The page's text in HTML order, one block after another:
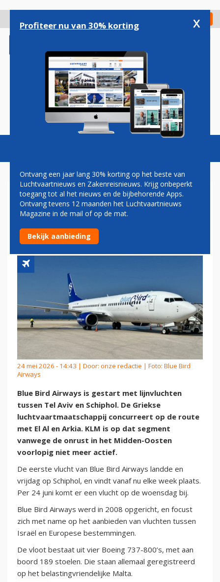
gaan
Check in
Magazine Podcasts Vacatures
SCHIPHOL VERWELKOMT
NIEUWE SPELER OP ROUTE
NAAR TEL AVIV
24 mei 2026 - 14:43 | Door: onze redactie | Foto: Blue Bird
Airways
Blue Bird Airways is gestart met lijnvluchten
tussen Tel Aviv en Schiphol. De Griekse
luchtvaartmaatschappij concurreert op de route
met El Al en Arkia. KLM is op dat segment
vanwege de onrust in het Midden-Oosten
voorlopig niet meer actief.
De eerste vlucht van Blue Bird Airways landde en
vrijdag op Schiphol, en vindt vanaf nu elke week plaats.
Per 24 juni komt er een vlucht op de woensdag bij.
Blue Bird Airways werd in 2008 opgericht, en focust
zich met name op het aanbieden van vluchten tussen
Israël en Europese bestemmingen.
De vloot bestaat uit vier Boeing 737-800’s, met aan
boord 189 stoelen. Die staan allemaal geregistreerd
op het belastingvriendelijke Malta.
Profiteer nu van 30% korting x
Ontvang een jaar lang 30% korting op het beste van
Luchtvaartnieuws en Zakenreisnieuws. Krijg onbeperkt
toegang tot al het nieuws en de bijbehorende Apps.
Ontvang tevens 12 maanden het Luchtvaartnieuws
Magazine in de mail of op de mat.
Bekijk aanbieding